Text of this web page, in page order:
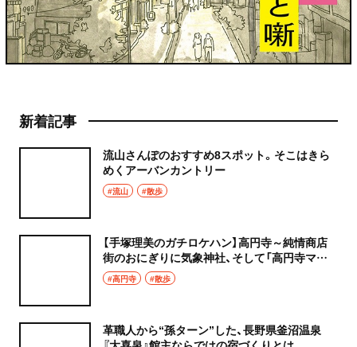
新着記事
流山さんぽのおすすめ8スポット。そこはきら
めくアーバンカントリー
#流山 #散歩
【手塚理美のガチロケハン】高円寺～純情商店
街のおにぎりに気象神社、そして「高円寺マシ
タ」へ！
#高円寺 #散歩
革職人から“孫ターン”した、長野県釜沼温泉